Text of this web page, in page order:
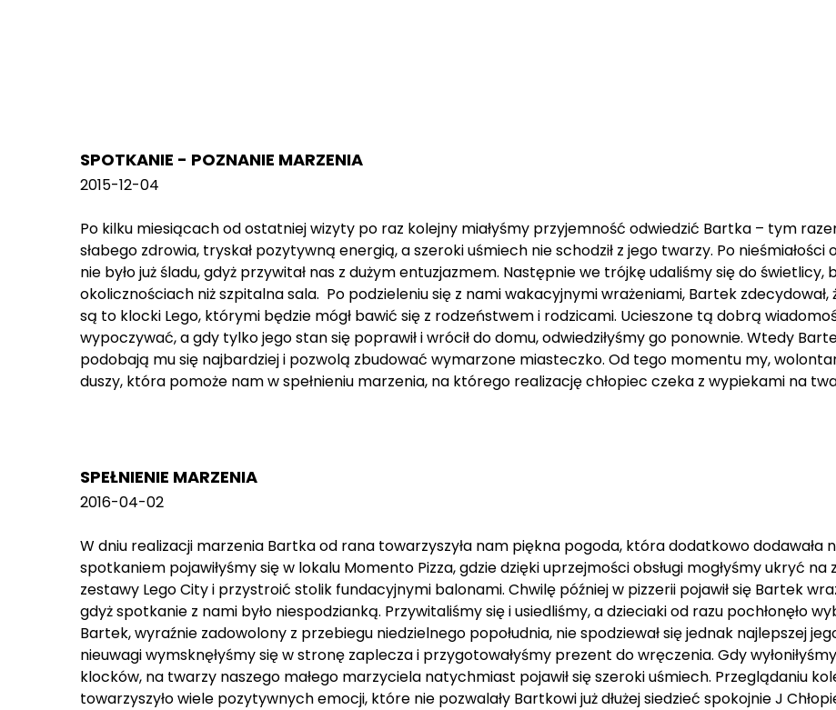
SPOTKANIE - POZNANIE MARZENIA
2015-12-04
Po kilku miesiącach od ostatniej wizyty po raz kolejny miałyśmy przyjemność odwiedzić Bartka – tym
słabego zdrowia, tryskał pozytywną energią, a szeroki uśmiech nie schodził z jego twarzy. Po
nie było już śladu, gdyż przywitał nas z dużym entuzjazmem. Następnie we trójkę udaliśmy się do
okolicznościach niż szpitalna sala. Po podzieleniu się z nami wakacyjnymi wrażeniami, Bartek
są to klocki Lego, którymi będzie mógł bawić się z rodzeństwem i rodzicami. Ucieszone tą dobrą
wypoczywać, a gdy tylko jego stan się poprawił i wrócił do domu, odwiedziłyśmy go ponownie. Wtedy
podobają mu się najbardziej i pozwolą zbudować wymarzone miasteczko. Od tego momentu my,
duszy, która pomoże nam w spełnieniu marzenia, na którego realizację chłopiec czeka z wypiekami na
SPEŁNIENIE MARZENIA
2016-04-02
W dniu realizacji marzenia Bartka od rana towarzyszyła nam piękna pogoda, która dodatkowo dodawała
spotkaniem pojawiłyśmy się w lokalu Momento Pizza, gdzie dzięki uprzejmości obsługi mogłyśmy ukryć
zestawy Lego City i przystroić stolik fundacyjnymi balonami. Chwilę później w pizzerii pojawił się Bartek
gdyż spotkanie z nami było niespodzianką. Przywitaliśmy się i usiedliśmy, a dzieciaki od razu pochłonęło
Bartek, wyraźnie zadowolony z przebiegu niedzielnego popołudnia, nie spodziewał się jednak najlepszej
nieuwagi wymsknęłyśmy się w stronę zaplecza i przygotowałyśmy prezent do wręczenia. Gdy
klocków, na twarzy naszego małego marzyciela natychmiast pojawił się szeroki uśmiech. Przeglądaniu
towarzyszyło wiele pozytywnych emocji, które nie pozwalały Bartkowi już dłużej siedzieć spokojnie J